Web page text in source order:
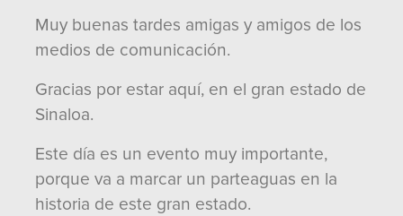
Muy buenas tardes amigas y amigos de los
medios de comunicación.
Gracias por estar aquí, en el gran estado de
Sinaloa.
Este día es un evento muy importante,
porque va a marcar un parteaguas en la
historia de este gran estado.